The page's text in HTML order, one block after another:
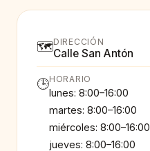
🗺️DIRECCIÓN
Calle San Antón
🕒HORARIO
lunes: 8:00–16:00
martes: 8:00–16:00
miércoles: 8:00–16:00
jueves: 8:00–16:00